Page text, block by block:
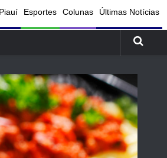
Piauí Esportes Colunas Últimas Notícias